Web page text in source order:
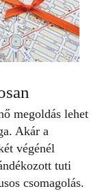
megoldás lehet
Akár a
végénél
tuti
csomagolás.